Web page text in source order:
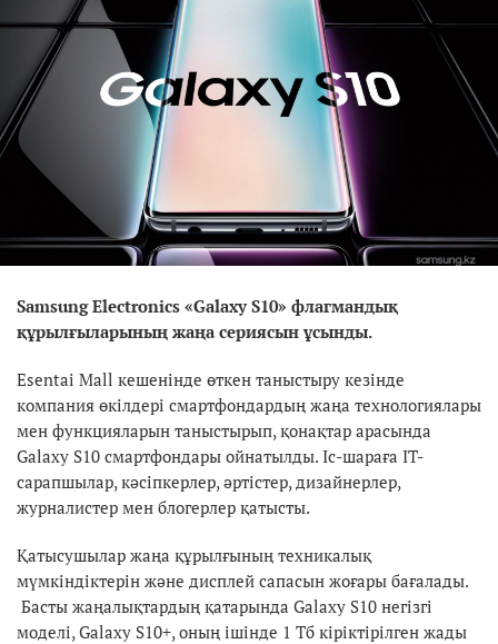
Samsung Electronics «Galaxy S10» флагмандық
құрылғыларының жаңа сериясын ұсынды.
Esentai Mall кешенінде өткен таныстыру кезінде
компания өкілдері смартфондардың жаңа технологиялары
мен функцияларын таныстырып, қонақтар арасында
Galaxy S10 смартфондары ойнатылды. Іс-шараға IT-
сарапшылар, кәсіпкерлер, әртістер, дизайнерлер,
журналистер мен блогерлер қатысты.
Қатысушылар жаңа құрылғының техникалық
мүмкіндіктерін және дисплей сапасын жоғары бағалады.
Басты жаңалықтардың қатарында Galaxy S10 негізгі
моделі, Galaxy S10+, оның ішінде 1 Тб кіріктірілген жады